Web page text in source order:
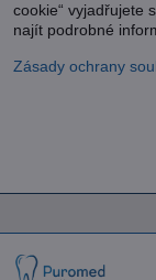
cookie“ vyjadřujete
najít podrobné
Zásady ochrany